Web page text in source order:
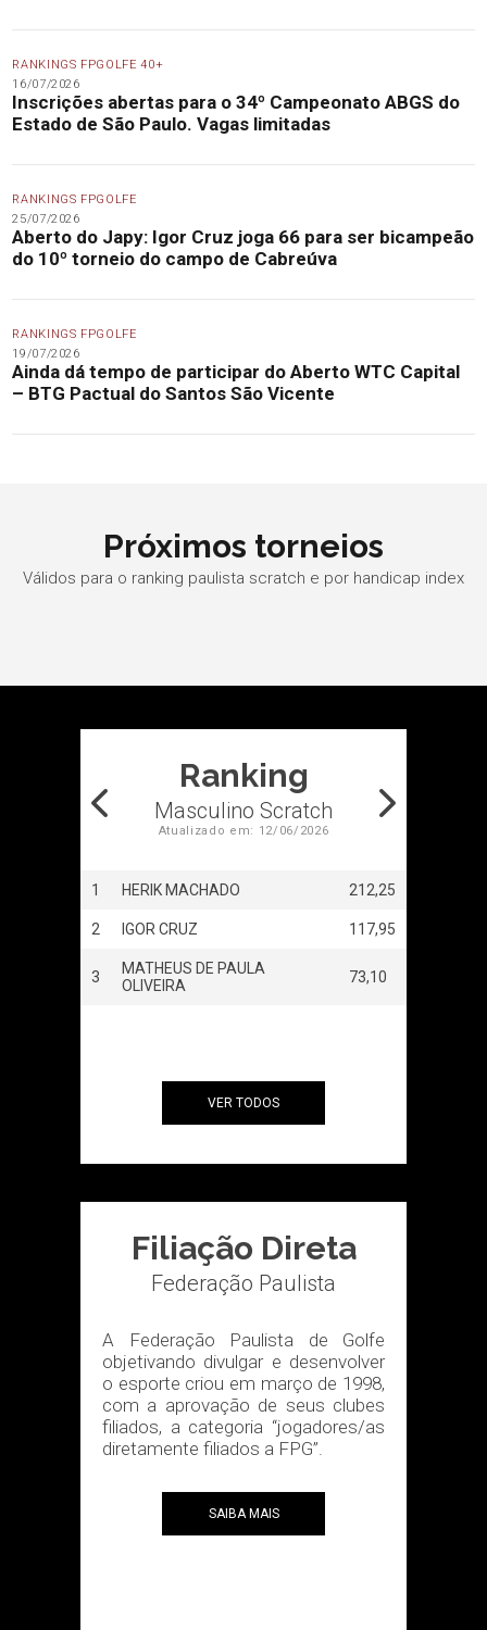
RANKINGS FPGOLFE 40+
16/07/2026
Inscrições abertas para o 34º Campeonato ABGS do
Estado de São Paulo. Vagas limitadas
RANKINGS FPGOLFE
25/07/2026
Aberto do Japy: Igor Cruz joga 66 para ser bicampeão
do 10º torneio do campo de Cabreúva
RANKINGS FPGOLFE
19/07/2026
Ainda dá tempo de participar do Aberto WTC Capital
– BTG Pactual do Santos São Vicente
Próximos torneios
Válidos para o ranking paulista scratch e por handicap index
Ranking
Masculino Scratch
Atualizado em: 12/06/2026
1 HERIK MACHADO 212,25
2 IGOR CRUZ 117,95
3
MATHEUS DE PAULA
OLIVEIRA
73,10
VER TODOS
Filiação Direta
Federação Paulista
A Federação Paulista de Golfe
objetivando divulgar e desenvolver
o esporte criou em março de 1998,
com a aprovação de seus clubes
filiados, a categoria “jogadores/as
diretamente filiados a FPG”.
SAIBA MAIS